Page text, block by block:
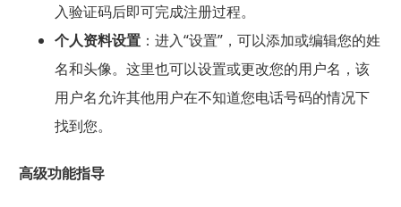
入验证码后即可完成注册过程。
个人资料设置：进入“设置”，可以添加或编辑您的姓
名和头像。这里也可以设置或更改您的用户名，该
用户名允许其他用户在不知道您电话号码的情况下
找到您。
高级功能指导